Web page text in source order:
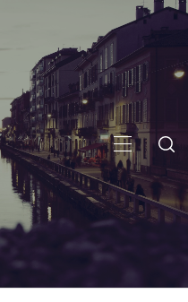
주
메
뉴